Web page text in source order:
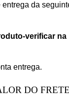
entrega da
verificar na
entrega.
DO FRETE